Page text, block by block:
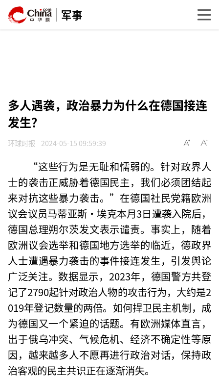
军事
多人遇袭，政治暴力为什么在德国接连
发生？
环球时报 2024-05-15 09:59:39
“这些行为是无耻和懦弱的。针对政界人
士的袭击正威胁着德国民主，我们必须团结起
来对抗这些暴力袭击。”在德国社民党籍欧洲
议会议员马蒂亚斯·埃克本月3日遭袭入院后，
德国总理朔尔茨发文表示谴责。事实上，随着
欧洲议会选举和德国地方选举的临近，德政界
人士遭遇暴力袭击的事件接连发生，引发舆论
广泛关注。数据显示，2023年，德国警方共登
记了2790起针对政治人物的攻击行为，大约是2
019年登记数量的两倍。如何捍卫民主机制，成
为德国又一个紧迫的话题。有欧洲媒体直言，
出于俄乌冲突、气候危机、经济不确定性等原
因，越来越多人不愿再进行政治对话，保持政
治客观的民主共识正在逐渐消失。